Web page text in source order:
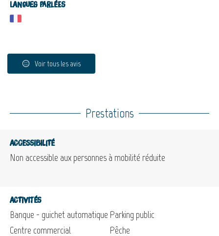
Langues parlées
Voir tous les avis
Prestations
Accessibilité
Non accessible aux personnes à mobilité réduite
Activités
Banque - guichet automatique
Centre commercial
Parking public
Pêche